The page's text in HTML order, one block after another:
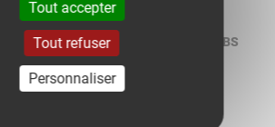
après fabrication selon ISO 1461 - BS
Tout accepter
Tout refuser
Personnaliser